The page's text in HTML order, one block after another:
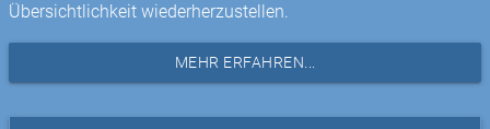
Übersichtlichkeit wiederherzustellen.
MEHR ERFAHREN...